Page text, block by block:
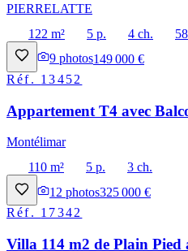
PIERRELATTE
122 m²
5 p. 4 ch.
9 photos149 000 €
Réf. 13452
Appartement T4 avec
Montélimar
110 m²
5 p.
3 ch.
12 photos325 000 €
Réf. 17342
Villa 114 m2 de Plain Pied